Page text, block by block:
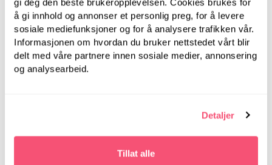
gi deg den beste brukeropplevelsen. Cookies brukes for
å gi innhold og annonser et personlig preg, for å levere
sosiale mediefunksjoner og for å analysere trafikken vår.
Informasjonen om hvordan du bruker nettstedet vårt blir
delt med våre partnere innen sosiale medier, annonsering
og analysearbeid.
Detaljer
Tillat alle
(Rosa)